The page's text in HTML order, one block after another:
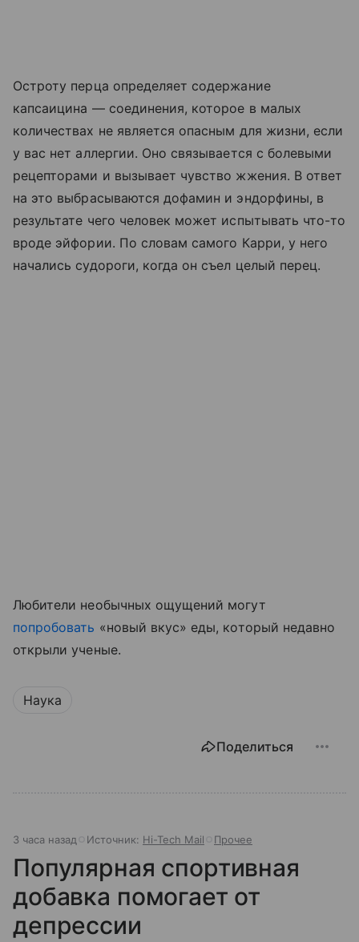
Остроту перца определяет содержание
капсаицина — соединения, которое в малых
количествах не является опасным для жизни, если
у вас нет аллергии. Оно связывается с болевыми
рецепторами и вызывает чувство жжения. В ответ
на это выбрасываются дофамин и эндорфины, в
результате чего человек может испытывать что-то
вроде эйфории. По словам самого Карри, у него
начались судороги, когда он съел целый перец.
Любители необычных ощущений могут
попробовать «новый вкус» еды, который недавно
открыли ученые.
Наука
Поделиться
3 часа назад Источник: Hi-Tech Mail Прочее
Популярная спортивная
добавка помогает от
депрессии